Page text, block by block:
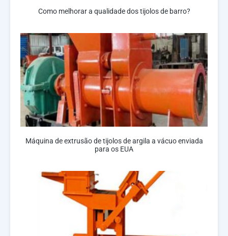
Como melhorar a qualidade dos tijolos de barro?
Máquina de extrusão de tijolos de argila a vácuo enviada
para os EUA